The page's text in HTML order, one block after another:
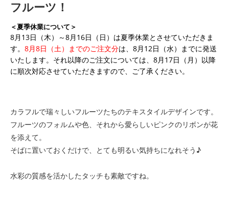
フルーツ！
＜夏季休業について＞
8月13日（木）～8月16日（日）は夏季休業とさせていただきま
す。 8月8日（土）までのご注文分は、8月12日（水）までに発送
いたします。それ以降のご注文については、8月17日（月）以降
に順次対応させていただきますので、ご了承ください。
カラフルで瑞々しいフルーツたちのテキスタイルデザインです。
フルーツのフォルムや色、それから愛らしいピンクのリボンが花
を添えて。
そばに置いておくだけで、とても明るい気持ちになれそう♪
水彩の質感を活かしたタッチも素敵ですね。